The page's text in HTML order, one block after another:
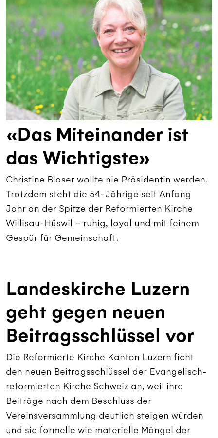
«Das Miteinander ist
das Wichtigste»
Christine Blaser wollte nie Präsidentin werden.
Trotzdem steht die 54-Jährige seit Anfang
Jahr an der Spitze der Reformierten Kirche
Willisau-Hüswil – ruhig, loyal und mit feinem
Gespür für Gemeinschaft.
Landeskirche Luzern
geht gegen neuen
Beitragsschlüssel vor
Die Reformierte Kirche Kanton Luzern ficht
den neuen Beitragsschlüssel der Evangelisch-
reformierten Kirche Schweiz an, weil ihre
Beiträge nach dem Beschluss der
Vereinsversammlung deutlich steigen würden
und sie formelle wie materielle Mängel der